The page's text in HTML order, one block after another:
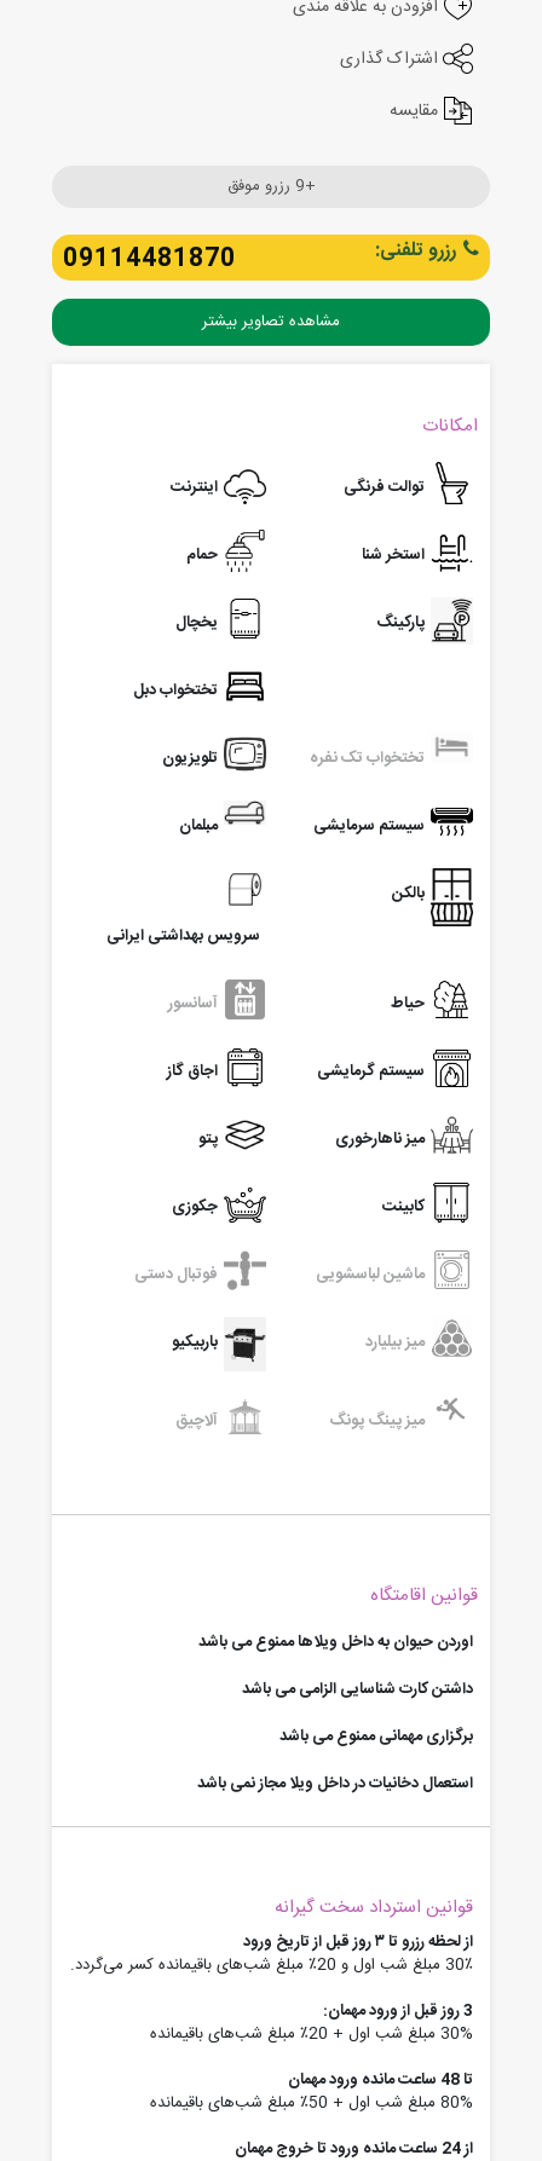
افزودن به علاقه مندی
اشتراک گذاری
مقایسه
+9 رزرو موفق
رزرو تلفنی: 09114481870
مشاهده تصاویر بیشتر
امکانات
توالت فرنگی اینترنت
استخر شنا حمام
پارکینگ یخچال
تختخواب دبل
تختخواب تک نفره تلویزیون
سیستم سرمایشی مبلمان
بالکن
سرویس بهداشتی ایرانی
حیاط آسانسور
سیستم گرمایشی اجاق گاز
میز ناهارخوری پتو
کابینت جکوزی
ماشین لباسشویی فوتبال دستی
میز بیلیارد باربیکیو
میز پینگ پونگ آلاچیق
قوانین اقامتگاه
اوردن حیوان به داخل ویلاها ممنوع می باشد
داشتن کارت شناسایی الزامی می باشد
برگزاری مهمانی ممنوع می باشد
استعمال دخانیات در داخل ویلا مجاز نمی باشد
قوانین استرداد سخت گیرانه
از لحظه رزرو تا ۳ روز قبل از تاریخ ورود
30٪ مبلغ شب اول و 20٪ مبلغ شب‌های باقیمانده کسر می‌گردد.
3 روز قبل از ورود مهمان:
30% مبلغ شب اول + 20٪ مبلغ شب‌های باقیمانده
تا 48 ساعت مانده ورود مهمان
80% مبلغ شب اول + 50٪ مبلغ شب‌های باقیمانده
از 24 ساعت مانده ورود تا خروج مهمان